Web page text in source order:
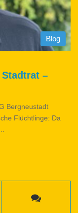
Blog
–
Bergneustadt
Flüchtlinge: Da